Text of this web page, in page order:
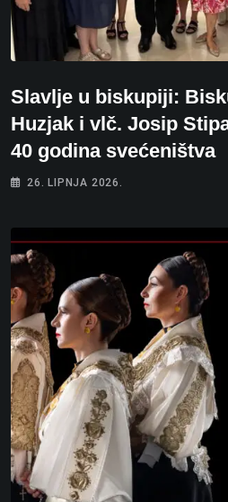
Slavlje u biskupiji:
Huzjak i vlč. Josip
40 godina svećeništva
26. LIPNJA 2026.